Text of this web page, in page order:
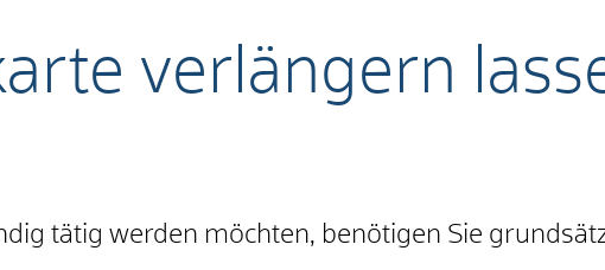
verlängern
tätig werden möchten, benötigen Sie